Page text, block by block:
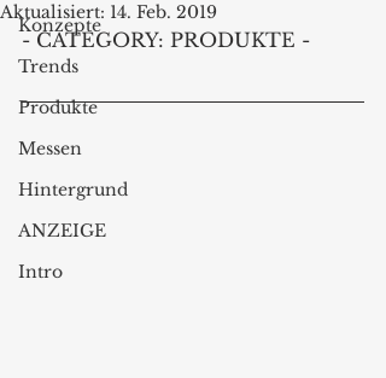
Konzepte
Trends
Produkte
Messen
Hintergrund
ANZEIGE
Intro
Aktualisiert: 14. Feb. 2019
- CATEGORY: PRODUKTE -